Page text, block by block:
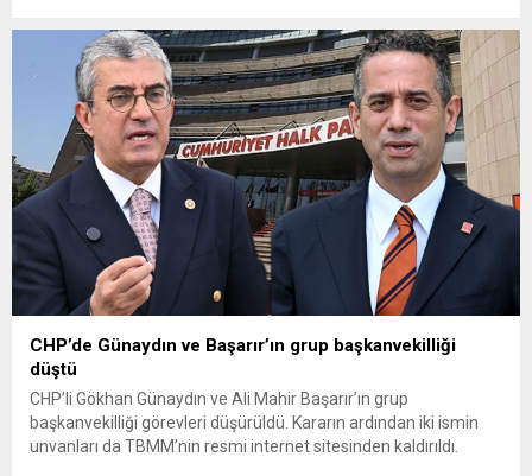
fiyatların çiftçinin artan maliyetlerini karşılamaktan uzak
olduğunu savunarak fiyatların yeniden değerlendirilmesi
çağrısında...
CHP’de Günaydın ve Başarır’ın grup başkanvekilliği
düştü
CHP’li Gökhan Günaydın ve Ali Mahir Başarır’ın grup
başkanvekilliği görevleri düşürüldü. Kararın ardından iki ismin
unvanları da TBMM’nin resmi internet sitesinden kaldırıldı.